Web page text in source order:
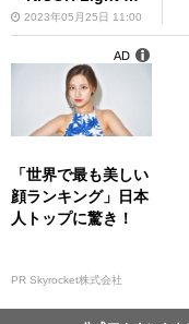
nitor」発売
2023年05月25日 11:00
「世界で最も美しい
顔ランキング」日本
人トップに驚き！
PR Skyrocket株式会社
AD